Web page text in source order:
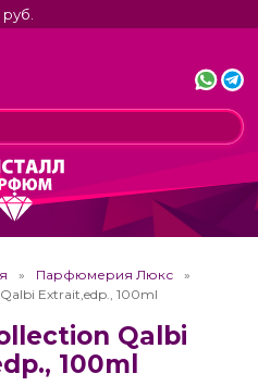
Парфюмерия Люкс
Extrait,edp., 100ml
Qalbi
100ml